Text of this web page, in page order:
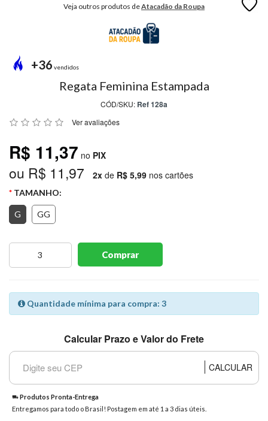
PREÇO
ÚNICO
PROMOÇÕES
MARCAS
CENTRAL
Chat
WhatsApp
nos uma
mensagem
Veja outros produtos deAtacadão da Roupa
+36 vendidos
Regata Feminina Estampada
CÓD/SKU: Ref 128a
Ver avaliações
R$ 11,37 no PIX
ou R$ 11,97 2x de R$ 5,99 nos cartões
TAMANHO:
G GG
Comprar
Quantidade mínima para compra: 3
Calcular Prazo e Valor do Frete
CALCULAR
Produtos Pronta-Entrega
Entregamos para todo o Brasil! Postagem em até 1 a 3 dias úteis.